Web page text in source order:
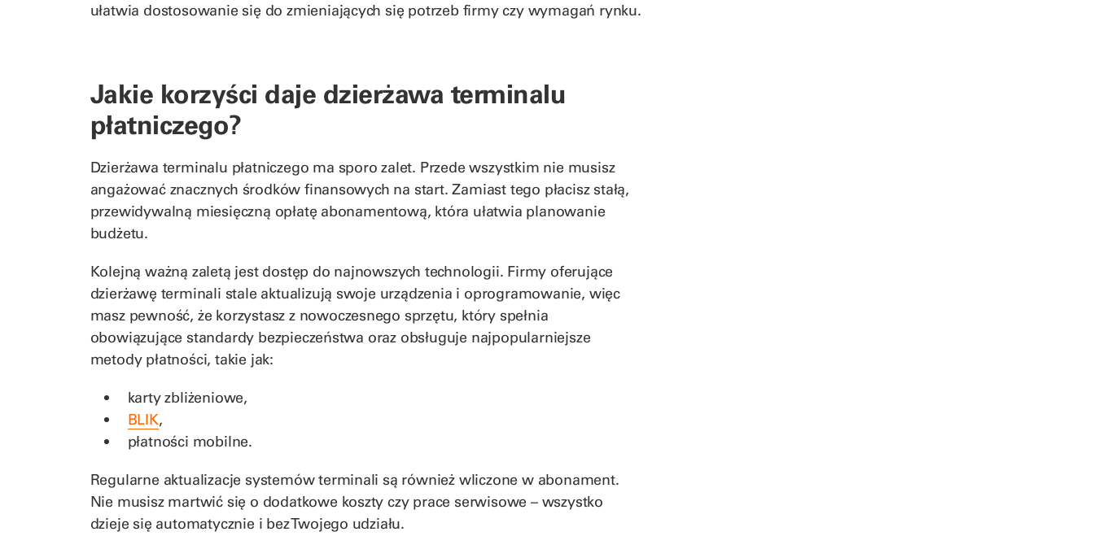
ułatwia dostosowanie się do zmieniających się potrzeb firmy czy wymagań rynku.
Jakie korzyści daje dzierżawa terminalu
płatniczego?
Dzierżawa terminalu płatniczego ma sporo zalet. Przede wszystkim nie musisz
angażować znacznych środków finansowych na start. Zamiast tego płacisz stałą,
przewidywalną miesięczną opłatę abonamentową, która ułatwia planowanie
budżetu.
Kolejną ważną zaletą jest dostęp do najnowszych technologii. Firmy oferujące
dzierżawę terminali stale aktualizują swoje urządzenia i oprogramowanie, więc
masz pewność, że korzystasz z nowoczesnego sprzętu, który spełnia
obowiązujące standardy bezpieczeństwa oraz obsługuje najpopularniejsze
metody płatności, takie jak:
karty zbliżeniowe,
BLIK,
płatności mobilne.
Regularne aktualizacje systemów terminali są również wliczone w abonament.
Nie musisz martwić się o dodatkowe koszty czy prace serwisowe – wszystko
dzieje się automatycznie i bez Twojego udziału.